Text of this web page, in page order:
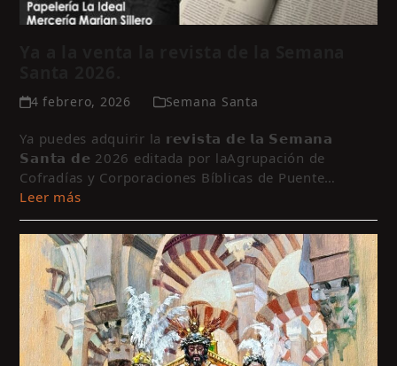
4 febrero, 2026 Semana Santa
Ya puedes adquirir la 𝗿𝗲𝘃𝗶𝘀𝘁𝗮 𝗱𝗲 𝗹𝗮 𝗦𝗲𝗺𝗮𝗻𝗮
𝗦𝗮𝗻𝘁𝗮 𝗱𝗲 2026 editada por laAgrupación de
Cofradías y Corporaciones Bíblicas de Puente…
Leer más